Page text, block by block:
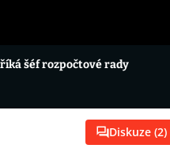
šéf rozpočtové rady
Diskuze (2)